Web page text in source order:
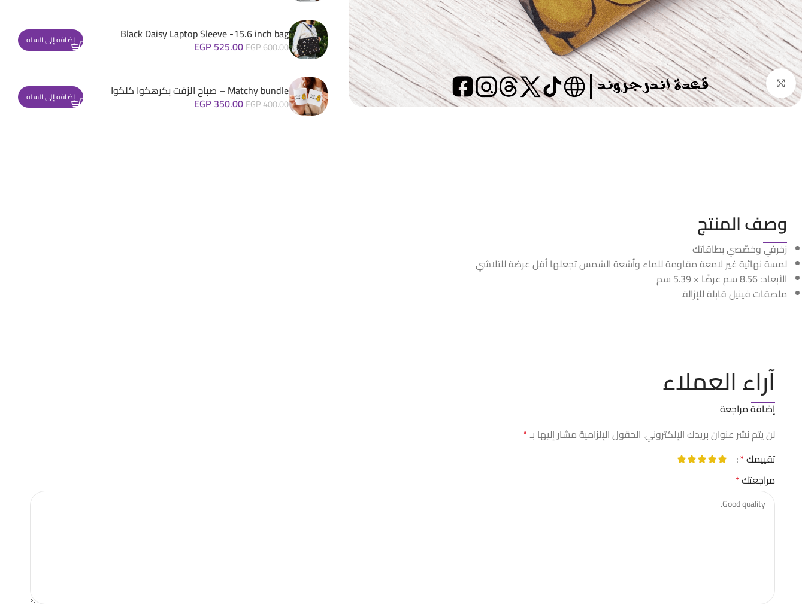
Click to enlarge
Black Daisy Laptop Sleeve -15.6 inch bag
EGP600.00
EGP 525.00 إضافة إلى السلة
Matchy bundle – صباح الزفت بكرهكوا كلكوا
EGP400.00
EGP 350.00 إضافة إلى السلة
وصف المنتج
زخرفي وخصّصي بطاقاتك
لمسة نهائية غير لامعة مقاومة للماء وأشعة الشمس تجعلها أقل عرضة للتلاشي
الأبعاد: 8.56 سم عرضًا × 5.39 سم
ملصقات فينيل قابلة للإزالة.
آراء العملاء
إضافة مراجعة
لن يتم نشر عنوان بريدك الإلكتروني. الحقول الإلزامية مشار إليها بـ*
تقييمك*
مراجعتك*